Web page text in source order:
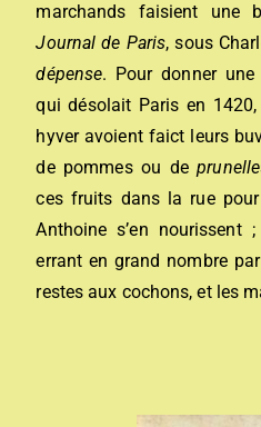
marchands faisient une
Journal de Paris, sous
dépense. Pour donner une
qui désolait Paris en
hyver avoient faict leurs
de pommes ou deprunelle
ces fruits dans la rue
Anthoine s’en nourissent
errant en grand nombre
restes aux cochons, et les